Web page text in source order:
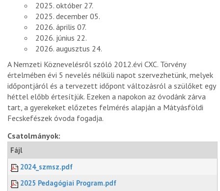
2025. október 27.
2025. december 05.
2026. április 07.
2026. június 22.
2026. augusztus 24.
A Nemzeti Köznevelésről szóló 2012.évi CXC. Törvény
értelmében évi 5 nevelés nélküli napot szervezhetünk, melyek
időpontjáról és a tervezett időpont változásról a szülőket egy
héttel előbb értesítjük. Ezeken a napokon az óvodánk zárva
tart, a gyerekeket előzetes felmérés alapján a Mátyásföldi
Fecskefészek óvoda fogadja.
Csatolmányok:
Fájl
2024_szmsz.pdf
2025 Pedagógiai Program.pdf